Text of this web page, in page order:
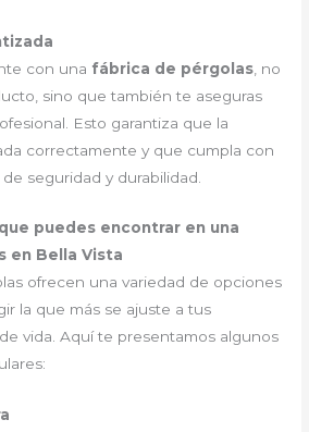
con una fábrica de pérgolas , no
sino que también te aseguras
Esto garantiza que la
correctamente y que cumpla con
seguridad y durabilidad.
puedes encontrar en una
en Bella Vista
ofrecen una variedad de opciones
la que más se ajuste a tus
vida. Aquí te presentamos algunos